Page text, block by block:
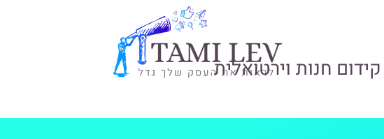
קידום חנות וירטואלית